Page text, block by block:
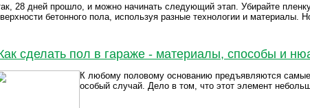
28 дней прошло, и можно начинать следующий этап. Убирайте
бетонного пола, используя разные технологии и материалы.
сделать пол в гараже - материалы, способы и
К любому половому основанию предъявляются
особый случай. Дело в том, что этот элемент